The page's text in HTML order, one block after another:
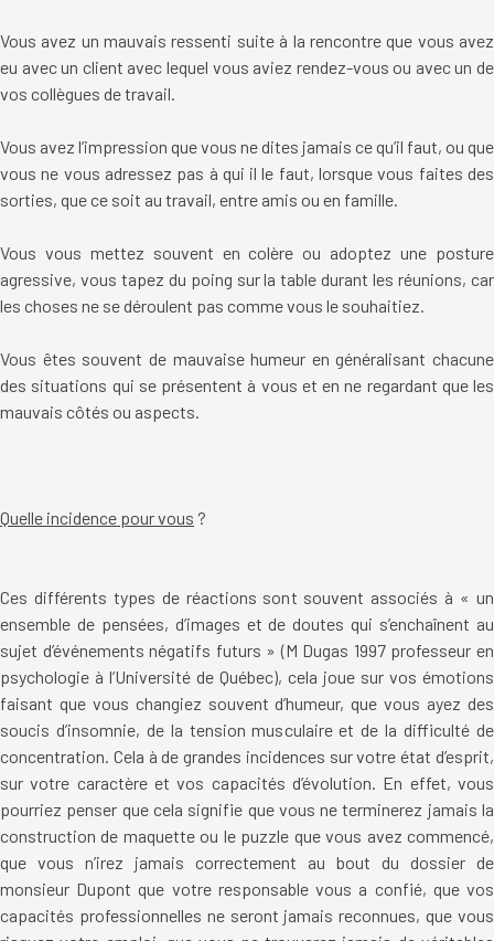
Vous avez un mauvais ressenti suite à la rencontre que vous avez
eu avec un client avec lequel vous aviez rendez-vous ou avec un de
vos collègues de travail.
Vous avez l’impression que vous ne dites jamais ce qu’il faut, ou que
vous ne vous adressez pas à qui il le faut, lorsque vous faites des
sorties, que ce soit au travail, entre amis ou en famille.
Vous vous mettez souvent en colère ou adoptez une posture
agressive, vous tapez du poing sur la table durant les réunions, car
les choses ne se déroulent pas comme vous le souhaitiez.
Vous êtes souvent de mauvaise humeur en généralisant chacune
des situations qui se présentent à vous et en ne regardant que les
mauvais côtés ou aspects.
Quelle incidence pour vous ?
Ces différents types de réactions sont souvent associés à « un
ensemble de pensées, d’images et de doutes qui s’enchaînent au
sujet d’événements négatifs futurs » (M Dugas 1997 professeur en
psychologie à l’Université de Québec), cela joue sur vos émotions
faisant que vous changiez souvent d’humeur, que vous ayez des
soucis d’insomnie, de la tension musculaire et de la difficulté de
concentration. Cela à de grandes incidences sur votre état d’esprit,
sur votre caractère et vos capacités d’évolution. En effet, vous
pourriez penser que cela signifie que vous ne terminerez jamais la
construction de maquette ou le puzzle que vous avez commencé,
que vous n’irez jamais correctement au bout du dossier de
monsieur Dupont que votre responsable vous a confié, que vos
capacités professionnelles ne seront jamais reconnues, que vous